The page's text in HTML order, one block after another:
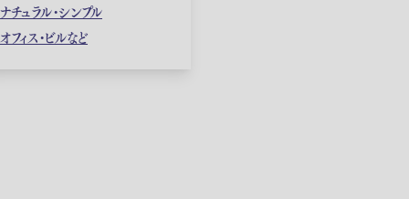
ナチュラル・シンプル
オフィス・ビルなど